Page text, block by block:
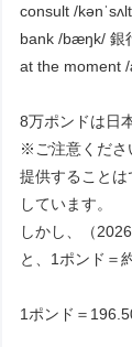
consult /
bank /bæŋk/ 銀
at the moment
8万ポンドは日
※ご注意くださ
提供すること
しています。
しかし、（
と、1ポンド＝
1ポンド＝